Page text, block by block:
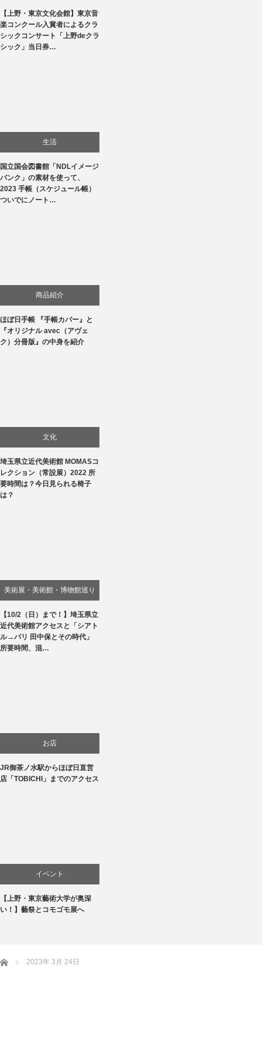
文化
音楽会・コンサート
【上野・東京文化会館】東京音
楽コンクール入賞者によるクラ
シックコンサート「上野deクラ
シック」当日券…
生活
国立国会図書館「NDLイメージ
バンク」の素材を使って、
2023 手帳（スケジュール帳）
ついでにノート…
商品紹介
生活
ほぼ日手帳 『手帳カバー』と
『オリジナル avec（アヴェ
ク）分冊版』の中身を紹介
文化
美術展・美術館・博物館巡り
埼玉県立近代美術館 MOMASコ
レクション（常設展）2022 所
要時間は？今日見られる椅子
は？
美術展・美術館・博物館巡り
【10/2（日）まで！】埼玉県立
近代美術館アクセスと「シアト
ル→パリ 田中保とその時代」
所要時間、混…
お店
JR御茶ノ水駅からほぼ日直営
店「TOBICHI」までのアクセス
イベント
お店
文化
【上野・東京藝術大学が奥深
い！】藝祭とコモゴモ展へ
ホーム 2023年 3月 24日